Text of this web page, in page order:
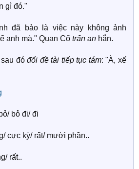
gì đó."
đã bảo là việc này không ảnh
anh mà." Quan Cố trấn an hắn.
sau đóđổi đề tài tiếp tục tám: "À, xế
bỏ đi/ đi
cực kỳ/ rất/ mười phần..
rất..